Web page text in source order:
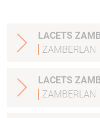
ZAMBERLAN
ZAMBERLAN